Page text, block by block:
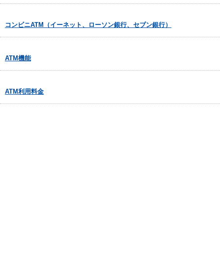
コンビニATM（イーネット、ローソン銀行、セブン銀行）
ATM機能
ATM利用料金